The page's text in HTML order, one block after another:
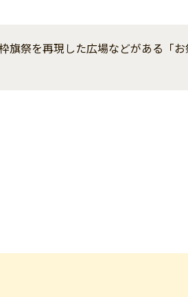
旗祭を再現した広場などがある「